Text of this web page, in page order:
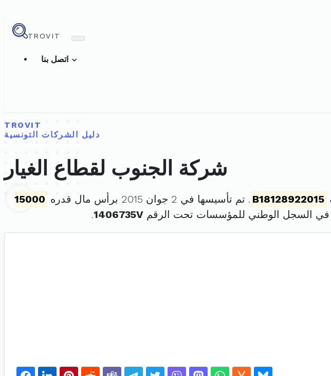
TROVIT
TROVIT
دليل الشركات التونسية
شركة الجنوب لقطاع الغيار
B18128922015 . تم تأسيسها في 2 جوان 2015 برأس مال قدره
15000
في السجل الوطني للمؤسسات تحت الرقم 1406735V
.